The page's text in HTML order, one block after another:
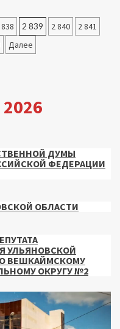
2 839 2 840
2 841
Далее
ДУМЫ
ФЕДЕРАЦИИ
ОБЛАСТИ
УЛЬЯНОВСКОЙ
ВЕШКАЙМСКОМУ
ОКРУГУ №2